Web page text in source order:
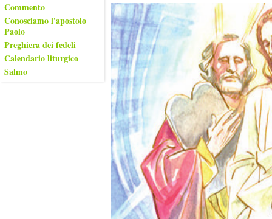
Commento
Conosciamo l'apostolo
Paolo
Preghiera dei fedeli
Calendario liturgico
Salmo